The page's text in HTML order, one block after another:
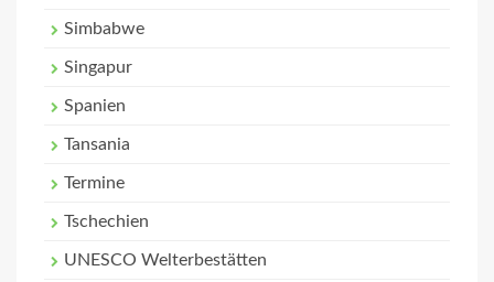
Simbabwe
Singapur
Spanien
Tansania
Termine
Tschechien
UNESCO Welterbestätten